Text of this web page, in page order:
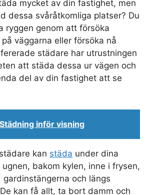
mycket av din fastighet, men
dessa svåråtkomliga platser? Du
ryggen genom att försöka
väggarna eller försöka nå
städare har utrustningen
att städa dessa ur vägen och
del av din fastighet att se
Städning inför visning
kan städa under dina
ugnen, bakom kylen, inne i frysen,
gardinstängerna och längs
kan få allt, ta bort damm och